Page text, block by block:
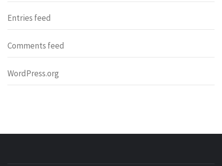
Entries feed
Comments feed
WordPress.org